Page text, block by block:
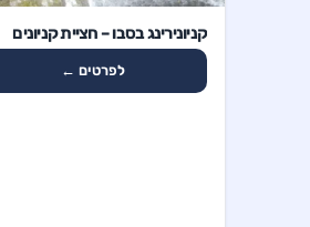
קניונירינג בסבו – חציית קניונים
לפרטים ←